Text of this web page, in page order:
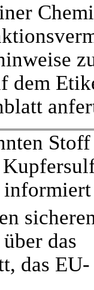
dem
Stoff
informiert
das
das EU-